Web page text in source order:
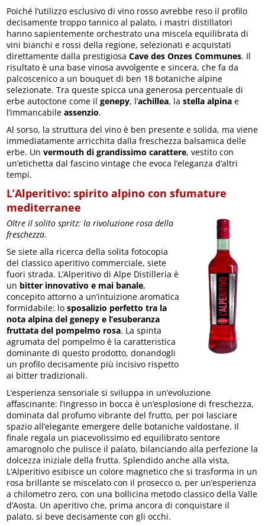
Poiché l’utilizzo esclusivo di vino rosso avrebbe reso il profilo
decisamente troppo tannico al palato, i mastri distillatori
hanno sapientemente orchestrato una miscela equilibrata di
vini bianchi e rossi della regione, selezionati e acquistati
direttamente dalla prestigiosaCave des Onzes Communes. Il
risultato è una base vinosa avvolgente e sincera, che fa da
palcoscenico a un bouquet di ben 18 botaniche alpine
selezionate. Tra queste spicca una generosa percentuale di
erbe autoctone come ilgenepy, l’achillea, lastella alpina e
l’immancabileassenzio.
Al sorso, la struttura del vino è ben presente e solida, ma viene
immediatamente arricchita dalla freschezza balsamica delle
erbe. Unvermouth di grandissimo carattere, vestito con
un’etichetta dal fascino vintage che evoca l’eleganza d’altri
tempi.
L’Alperitivo: spirito alpino con sfumature
mediterranee
Oltre il solito spritz: la rivoluzione rosa della
freschezza.
Se siete alla ricerca della solita fotocopia
del classico aperitivo commerciale, siete
fuori strada. L’Alperitivo di Alpe Distilleria è
un bitter innovativo e mai banale,
concepito attorno a un’intuizione aromatica
formidabile: losposalizio perfetto tra la
nota alpina del genepy e l’esuberanza
fruttata del pompelmo rosa. La spinta
agrumata del pompelmo è la caratteristica
dominante di questo prodotto, donandogli
un profilo decisamente più incisivo rispetto
ai bitter tradizionali.
L’esperienza sensoriale si sviluppa in un’evoluzione
affascinante: l’ingresso in bocca è un’esplosione di freschezza,
dominata dal profumo vibrante del frutto, per poi lasciare
spazio all’elegante emergere delle botaniche valdostane. Il
finale regala un piacevolissimo ed equilibrato sentore
amarognolo che pulisce il palato, bilanciando alla perfezione la
dolcezza iniziale della frutta. Splendido anche alla vista,
L’Alperitivo esibisce un colore magnetico che si trasforma in un
rosa brillante se miscelato con il prosecco o, per un’esperienza
a chilometro zero, con una bollicina metodo classico della Valle
d’Aosta. Un aperitivo che, prima ancora di conquistare il
palato, si beve decisamente con gli occhi.